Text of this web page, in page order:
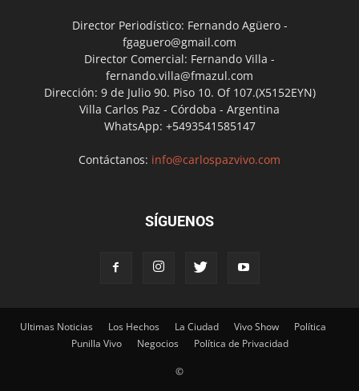
Director Periodístico: Fernando Agüero -
fgaguero@gmail.com
Director Comercial: Fernando Villa -
fernando.villa@fmazul.com
Dirección: 9 de Julio 90. Piso 10. Of 107.(X5152EYN)
Villa Carlos Paz - Córdoba - Argentina
WhatsApp: +5493541585147
Contáctanos: info@carlospazvivo.com
SÍGUENOS
Ultimas Noticias Los Hechos La Ciudad Vivo Show
Política
Punilla Vivo
Negocios Política de Privacidad
©